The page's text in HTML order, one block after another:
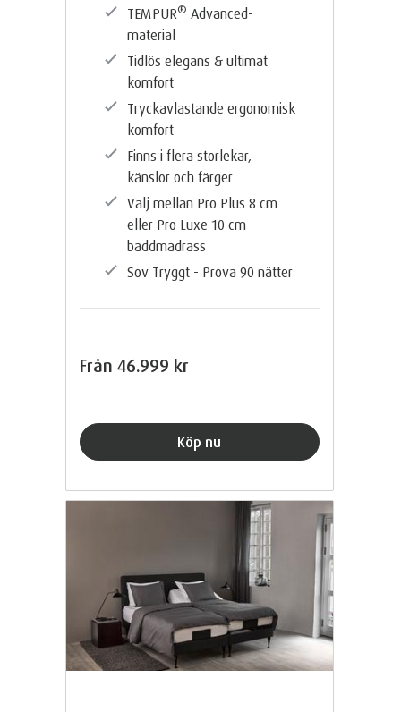
TEMPUR® Advanced-
material
Tidlös elegans & ultimat
komfort
Tryckavlastande ergonomisk
komfort
Finns i flera storlekar,
känslor och färger
Välj mellan Pro Plus 8 cm
eller Pro Luxe 10 cm
bäddmadrass
Sov Tryggt - Prova 90 nätter
Från 46.999 kr
Köp nu